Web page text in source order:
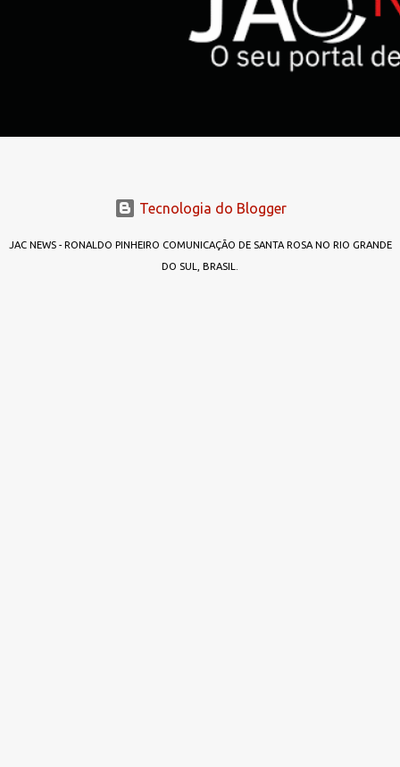
Tecnologia do Blogger
JAC NEWS - RONALDO PINHEIRO COMUNICAÇÃO DE SANTA ROSA NO RIO GRANDE
DO SUL, BRASIL.